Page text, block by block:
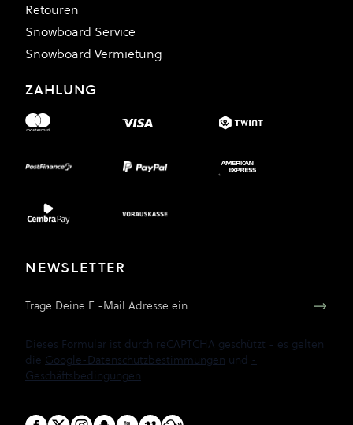
Retouren
Snowboard Service
Snowboard Vermietung
ZAHLUNG
NEWSLETTER
Dieses Formular ist durch reCAPTCHA geschützt - es gelten
die Google-Datenschutzbestimmungen und -
Geschäftsbedingungen.